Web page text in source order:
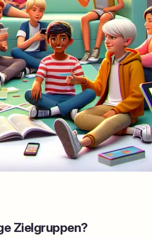
Zielgruppen?